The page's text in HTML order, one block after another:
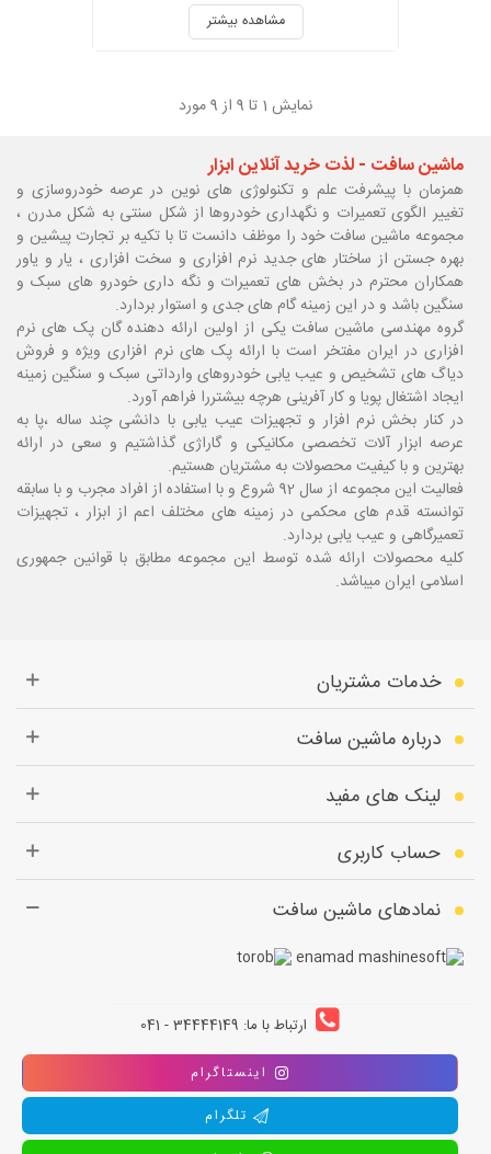
مشاهده بیشتر
نمایش 1 تا 9 از 9 مورد
ماشین سافت - لذت خرید آنلاین ابزار
همزمان با پیشرفت علم و تکنولوژی های نوین در عرصه خودروسازی و
تغییر الگوی تعمیرات و نگهداری خودروها از شکل سنتی به شکل مدرن ،
مجموعه ماشین سافت خود را موظف دانست تا با تکیه بر تجارت پیشین و
بهره جستن از ساختار های جدید نرم افزاری و سخت افزاری ، یار و یاور
همکاران محترم در بخش های تعمیرات و نگه داری خودرو های سبک و
سنگین باشد و در این زمینه گام های جدی و استوار بردارد.
گروه مهندسی ماشین سافت یکی از اولین ارائه دهنده گان پک های نرم
افزاری در ایران مفتخر است با ارائه پک های نرم افزاری ویژه و فروش
دیاگ های تشخیص و عیب یابی خودروهای وارداتی سبک و سنگین زمینه
ایجاد اشتغال پویا و کار آفرینی هرچه بیشتررا فراهم آورد.
در کنار بخش نرم افزار و تجهیزات عیب یابی با دانشی چند ساله ،پا به
عرصه ابزار آلات تخصصی مکانیکی و گاراژی گذاشتیم و سعی در ارائه
بهترین و با کیفیت محصولات به مشتریان هستیم.
فعالیت این مجموعه از سال 92 شروع و با استفاده از افراد مجرب و با سابقه
توانسته قدم های محکمی در زمینه های مختلف اعم از ابزار ، تجهیزات
تعمیرگاهی و عیب یابی بردارد.
کلیه محصولات ارائه شده توسط این مجموعه مطابق با قوانین جمهوری
اسلامی ایران میباشد.
خدمات مشتریان
درباره ماشین سافت
لینک های مفید
حساب کاربری
نمادهای ماشین سافت
ارتباط با ما: 34444149 - 041
اینستاگرام
تلگرام